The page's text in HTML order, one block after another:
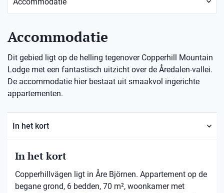
Accommodatie
Dit gebied ligt op de helling tegenover Copperhill Mountain
Lodge met een fantastisch uitzicht over de Åredalen-vallei.
De accommodatie hier bestaat uit smaakvol ingerichte
appartementen.
In het kort
In het kort
Copperhillvägen ligt in Åre Björnen. Appartement op de
begane grond, 6 bedden, 70 m², woonkamer met